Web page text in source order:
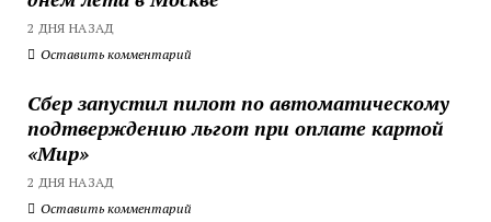
2 ДНЯ НАЗАД
Оставить комментарий
Сбер запустил пилот по автоматическому
подтверждению льгот при оплате картой
«Мир»
2 ДНЯ НАЗАД
Оставить комментарий